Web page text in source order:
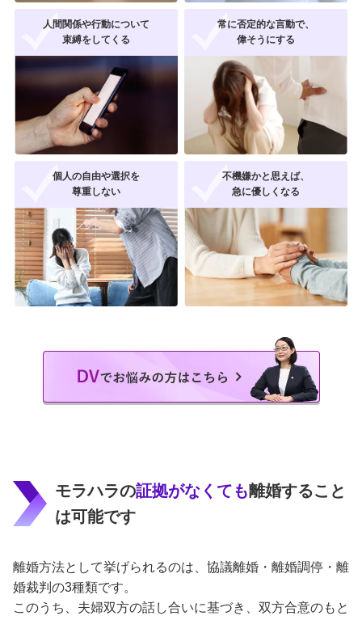
人間関係や行動について
束縛をしてくる
常に否定的な言動で、
偉そうにする
個人の自由や選択を
尊重しない
不機嫌かと思えば、
急に優しくなる
モラハラの証拠がなくても離婚すること
は可能です
離婚方法として挙げられるのは、協議離婚・離婚調停・離
婚裁判の3種類です。
このうち、夫婦双方の話し合いに基づき、双方合意のもと